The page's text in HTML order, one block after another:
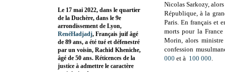
Nicolas Sarkozy,
République, à la
Paris. En français et
morts pour la
Morin, alors
confession
000 et à 100 000.
Le 17 mai 2022, dans le quartier
de la Duchère, dans le 9e
arrondissement de Lyon,
RenéHadjadj, Français juif âgé
de 89 ans, a été tué et défenestré
par un voisin, Rachid Kheniche,
âgé de 50 ans. Réticences de la
justice à admettre le caractère